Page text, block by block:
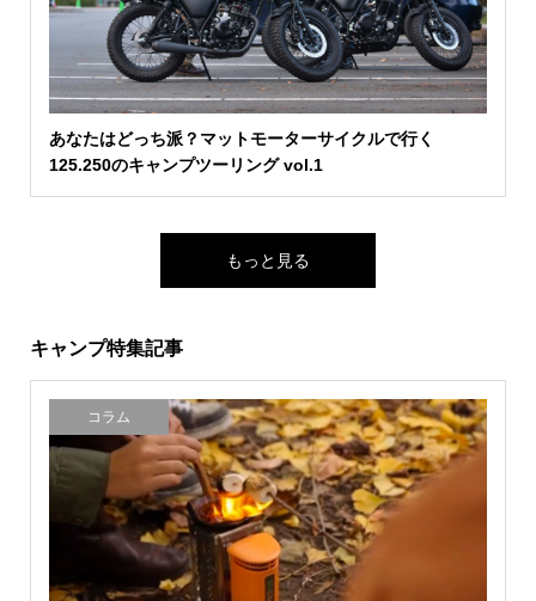
あなたはどっち派？マットモーターサイクルで行く
125.250のキャンプツーリング vol.1
もっと見る
キャンプ特集記事
コラム